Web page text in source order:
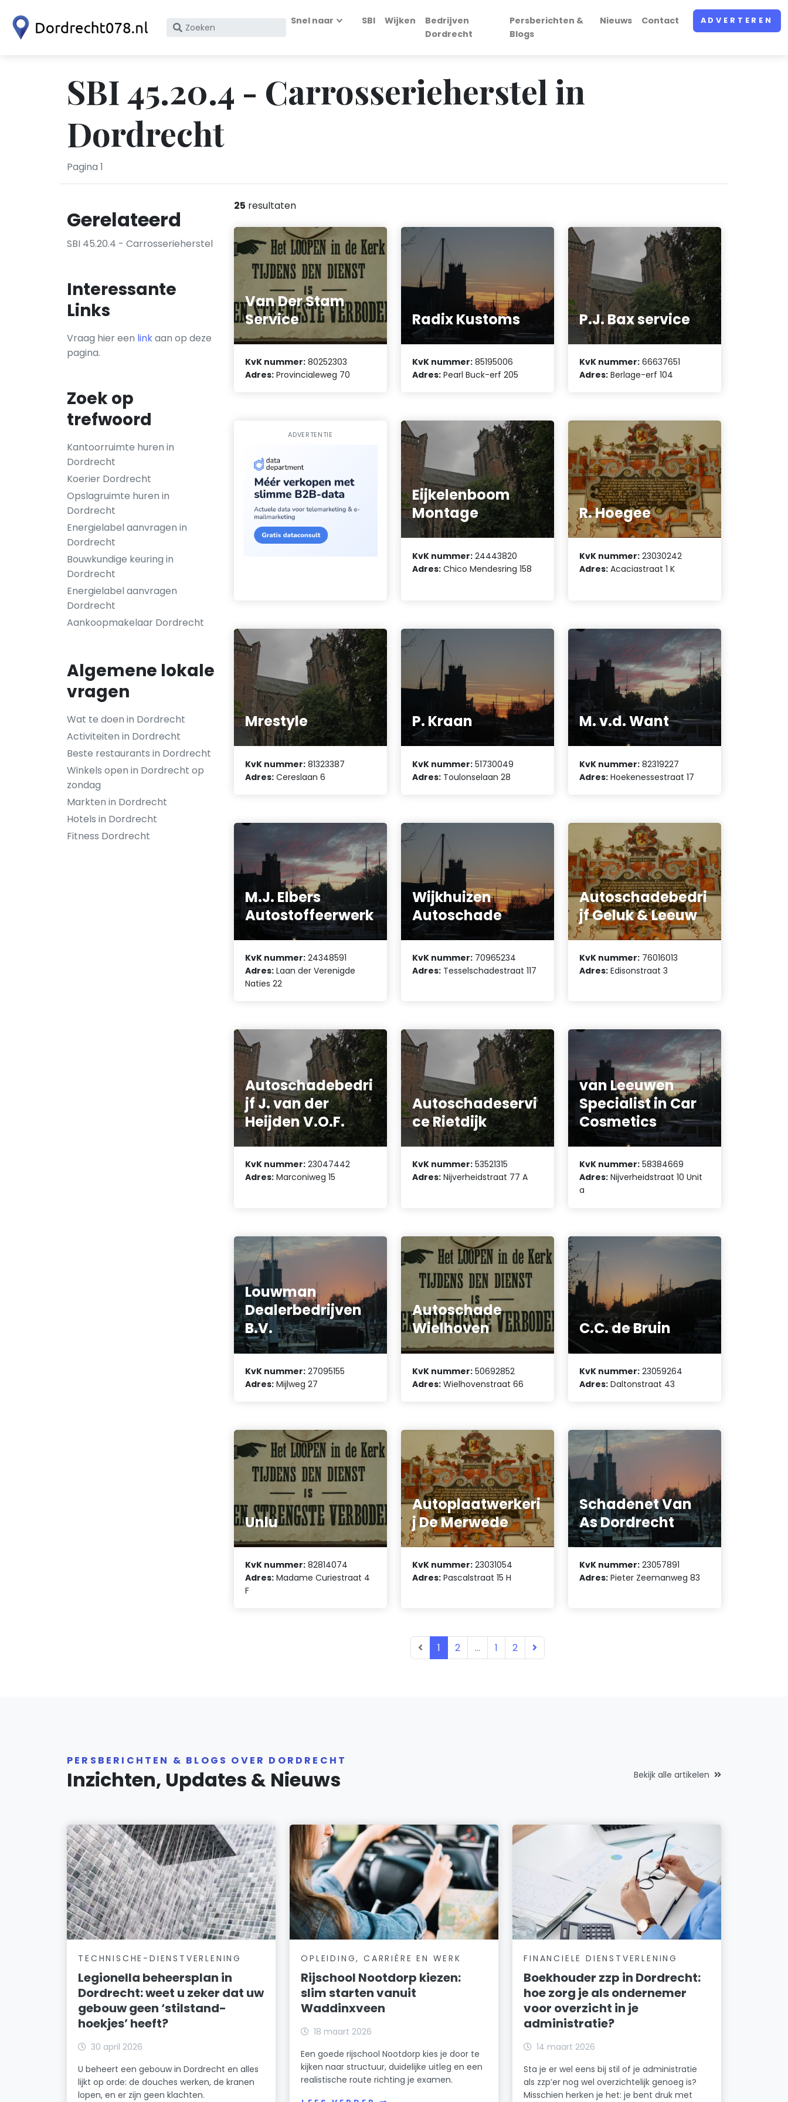
Zoek
KvK
nummer
Snel naar SBI Wijken
Bedrijven
Dordrecht
Persberichten &
Blogs
Nieuws Contact ADVERTEREN
SBI 45.20.4 - Carrosserieherstel in
Dordrecht
Pagina 1
Gerelateerd
SBI 45.20.4 - Carrosserieherstel
Interessante
Links
Vraag hier een linkaan op deze
pagina.
Zoek op
trefwoord
Kantoorruimte huren in
Dordrecht
Koerier Dordrecht
Opslagruimte huren in
Dordrecht
Energielabel aanvragen in
Dordrecht
Bouwkundige keuring in
Dordrecht
Energielabel aanvragen
Dordrecht
Aankoopmakelaar Dordrecht
Algemene lokale
vragen
Wat te doen in Dordrecht
Activiteiten in Dordrecht
Beste restaurants in Dordrecht
Winkels open in Dordrecht op
zondag
Markten in Dordrecht
Hotels in Dordrecht
Fitness Dordrecht
25 resultaten
Van Der Stam
Service
KvK nummer: 80252303
Adres: Provincialeweg 70
Radix Kustoms
KvK nummer: 85195006
Adres: Pearl Buck-erf 205
P.J. Bax service
KvK nummer: 66637651
Adres: Berlage-erf 104
ADVERTENTIE
Eijkelenboom
Montage
KvK nummer: 24443820
Adres: Chico Mendesring 158
R. Hoegee
KvK nummer: 23030242
Adres: Acaciastraat 1 K
Mrestyle
KvK nummer: 81323387
Adres: Cereslaan 6
P. Kraan
KvK nummer: 51730049
Adres: Toulonselaan 28
M. v.d. Want
KvK nummer: 82319227
Adres: Hoekenessestraat 17
M.J. Elbers
Autostoffeerwerk
KvK nummer: 24348591
Adres: Laan der Verenigde
Naties 22
Wijkhuizen
Autoschade
KvK nummer: 70965234
Adres: Tesselschadestraat 117
Autoschadebedri
jf Geluk & Leeuw
KvK nummer: 76016013
Adres: Edisonstraat 3
Autoschadebedri
jf J. van der
Heijden V.O.F.
KvK nummer: 23047442
Adres: Marconiweg 15
Autoschadeservi
ce Rietdijk
KvK nummer: 53521315
Adres: Nijverheidstraat 77 A
van Leeuwen
Specialist in Car
Cosmetics
KvK nummer: 58384669
Adres: Nijverheidstraat 10 Unit
a
Louwman
Dealerbedrijven
B.V.
KvK nummer: 27095155
Adres: Mijlweg 27
Autoschade
Wielhoven
KvK nummer: 50692852
Adres: Wielhovenstraat 66
C.C. de Bruin
KvK nummer: 23059264
Adres: Daltonstraat 43
Unlu
KvK nummer: 82814074
Adres: Madame Curiestraat 4
F
Autoplaatwerkeri
j De Merwede
KvK nummer: 23031054
Adres: Pascalstraat 15 H
Schadenet Van
As Dordrecht
KvK nummer: 23057891
Adres: Pieter Zeemanweg 83
1 2 ... 1 2
PERSBERICHTEN & BLOGS OVER DORDRECHT
Inzichten, Updates & Nieuws Bekijk alle artikelen
TECHNISCHE-DIENSTVERLENING
Legionella beheersplan in
Dordrecht: weet u zeker dat uw
gebouw geen ‘stilstand-
hoekjes’ heeft?
30 april 2026
U beheert een gebouw in Dordrecht en alles
lijkt op orde: de douches werken, de kranen
lopen, en er zijn geen klachten.
OPLEIDING, CARRIÈRE EN WERK
Rijschool Nootdorp kiezen:
slim starten vanuit
Waddinxveen
18 maart 2026
Een goede rijschool Nootdorp kies je door te
kijken naar structuur, duidelijke uitleg en een
realistische route richting je examen.
FINANCIELE DIENSTVERLENING
Boekhouder zzp in Dordrecht:
hoe zorg je als ondernemer
voor overzicht in je
administratie?
14 maart 2026
Sta je er wel eens bij stil of je administratie
als zzp’er nog wel overzichtelijk genoeg is?
Misschien herken je het: je bent druk met